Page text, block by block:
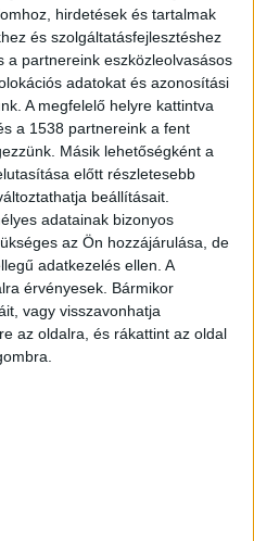
hirdetések és tartalmak
és szolgáltatásfejlesztéshez
a partnereink eszközleolvasásos
adatokat és azonosítási
A megfelelő helyre kattintva
a 1538 partnereink a fent
Másik lehetőségként a
előtt részletesebb
beállításait.
adatainak bizonyos
az Ön hozzájárulása, de
adatkezelés ellen. A
érvényesek. Bármikor
vagy visszavonhatja
az oldalra, és rákattint az oldal
magányos
sem él, ám ez
ne lenne
soha nincs egyedül,
érzi magát. „Csak
között, mert
a társaságában
Szentestére is
nem döntöttem még el,
az ünnepek előtt
Channelen dr. Karizs